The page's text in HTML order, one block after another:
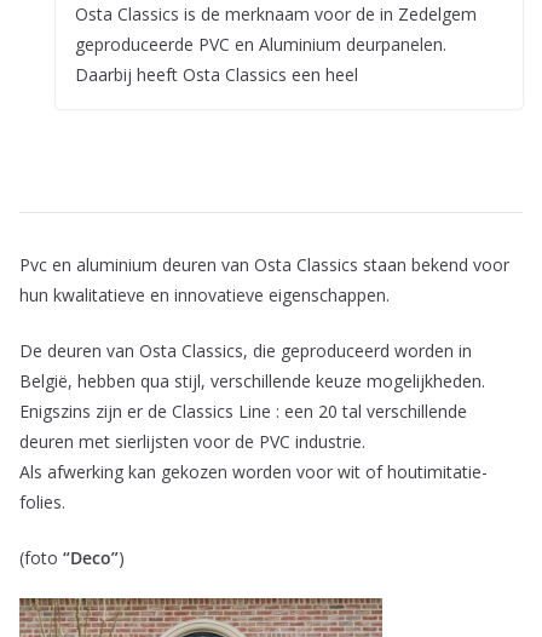
Osta Classics is de merknaam voor de in Zedelgem
geproduceerde PVC en Aluminium deurpanelen.
Daarbij heeft Osta Classics een heel
Pvc en aluminium deuren van Osta Classics staan bekend voor
hun kwalitatieve en innovatieve eigenschappen.
De deuren van Osta Classics, die geproduceerd worden in
België, hebben qua stijl, verschillende keuze mogelijkheden.
Enigszins zijn er de Classics Line : een 20 tal verschillende
deuren met sierlijsten voor de PVC industrie.
Als afwerking kan gekozen worden voor wit of houtimitatie-
folies.
(foto “Deco”)